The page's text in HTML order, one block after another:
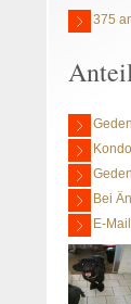
375
Bei
E-